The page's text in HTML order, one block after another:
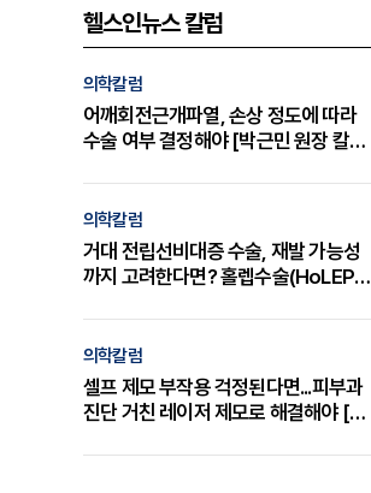
헬스인뉴스 칼럼
의학칼럼
어깨회전근개파열, 손상 정도에 따라
수술 여부 결정해야 [박근민 원장 칼
의학칼럼
거대 전립선비대증 수술, 재발 가능성
까지 고려한다면? 홀렙수술(HoLEP)
의학칼럼
셀프 제모 부작용 걱정된다면...피부과
진단 거친 레이저 제모로 해결해야 [변